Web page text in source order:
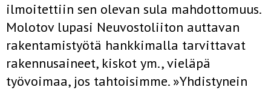
ilmoitettiin sen olevan sula mahdottomuus.
Molotov lupasi Neuvostoliiton auttavan
rakentamistyötä hankkimalla tarvittavat
rakennusaineet, kiskot ym., vieläpä
työvoimaa, jos tahtoisimme. »Yhdistynein